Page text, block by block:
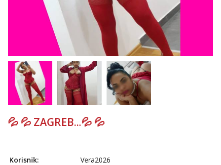
Tel: 064/677-677
- Kod: #108
tel:0,93€ - mob:1,12€ min
Zara
Čekam tvoj poziv!
Tel:064/677-677- Kod: #123
tel:0,93€ - mob:1,12€ min
Anđela
Čekam tvoj poziv!
tel:0,93€ - mob:1,12€ min
💦 💦 ZAGREB...💦 💦
Korisnik:
Vera2026